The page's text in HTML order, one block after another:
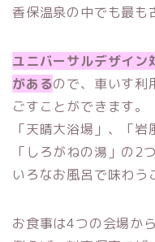
香保温泉の中でも最も
ユニバーサルデザイン
があるので、車いす利
ごすことができます。
「天晴大浴場」、「
「しろがねの湯」の2
いろなお風呂で味わう
お食事は4つの会場か